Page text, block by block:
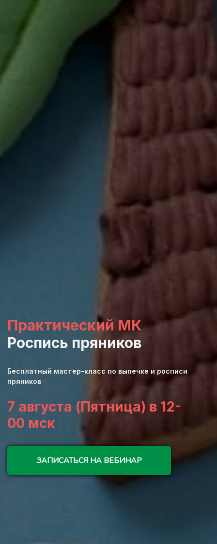
Практический МК
Роспись пряников
Бесплатный мастер-класс по выпечке и росписи
пряников
7 августа (Пятница) в 12-
00 мск
ЗАПИСАТЬСЯ НА ВЕБИНАР